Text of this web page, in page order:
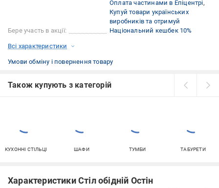
Бере участь в акції:
Оплата частинами в Епіцентрі
Купуй товари українських
виробників та отримуй
Національний кешбек 10%
Всі характеристики
Умови обміну і повернення товару
Також купують з категорій
КУХОННІ СТІЛЬЦІ ШАФИ ТУМБИ ТАБУРЕТИ
Характеристики Стіл обідній Остін